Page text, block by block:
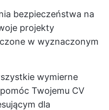
bezpieczeństwa na
projekty
w wyznaczonym
wymierne
Twojemu CV
dla